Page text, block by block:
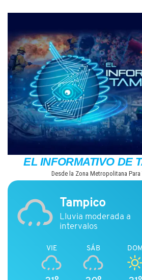
contenido
EL INFORMATIVO DE
Desde la Zona Metropolitana
Tampico
Lluvia moderada a
intervalos
VIE SÁB DOM